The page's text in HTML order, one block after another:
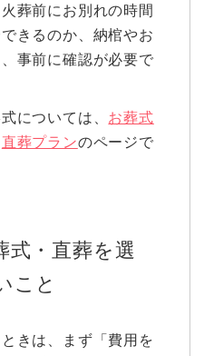
葬前にお別れの時間
きるのか、納棺やお
事前に確認が必要で
については、 お葬式
直葬プランのページで
式・直葬を選
こと
きは、まず「費用を